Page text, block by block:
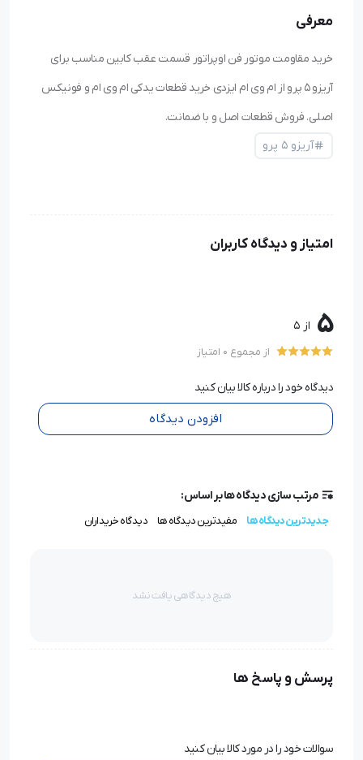
معرفی
خرید مقاومت موتور فن اوپراتور قسمت عقب کابین مناسب برای
آریزو ۵ پرو از ام وی ام ایزدی خرید قطعات یدکی ام وی ام و فونیکس
اصلی. فروش قطعات اصل و با ضمانت.
آریزو ۵ پرو
امتیاز و دیدگاه کاربران
5 از 5
از مجموع 0 امتیاز
دیدگاه خود را درباره کالا بیان کنید
افزودن دیدگاه
مرتب سازی دیدگاه ها بر اساس:
جدیدترین دیدگاه ها مفیدترین دیدگاه ها دیدگاه خریداران
هیچ دیدگاهی یافت نشد
پرسش و پاسخ ها
سوالات خود را در مورد کالا بیان کنید